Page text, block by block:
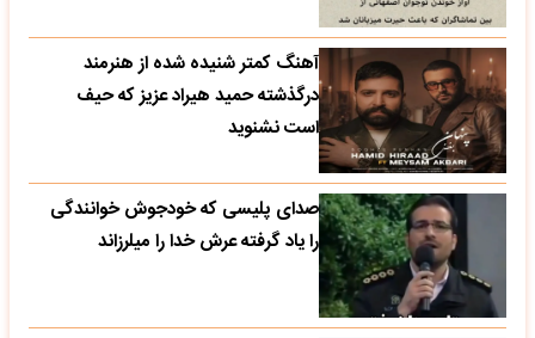
آهنگ کمتر شنیده شده از هنرمند
درگذشته حمید هیراد عزیز که حیف
است نشنوید
صدای پلیسی که خودجوش خوانندگی
را یاد گرفته عرش خدا را میلرزاند